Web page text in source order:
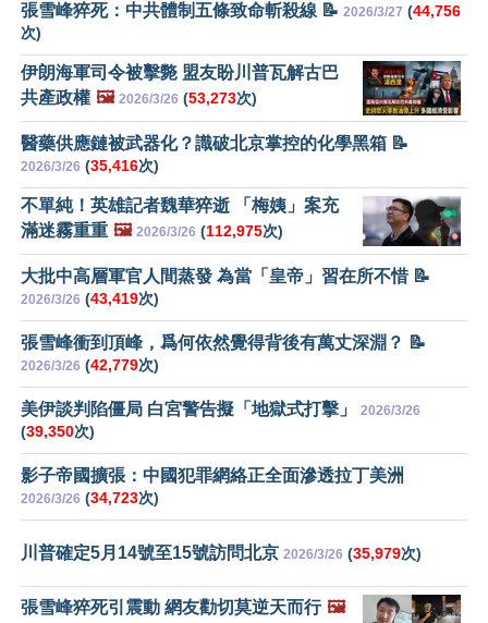
張雪峰猝死：中共體制五條致命斬殺線 📝 2026/3/27 (44,756
次)
伊朗海軍司令被擊斃 盟友盼川普瓦解古巴
共產政權 🖼️ 2026/3/26 (53,273次)
醫藥供應鏈被武器化？識破北京掌控的化學黑箱 📝
2026/3/26 (35,416次)
不單純！英雄記者魏華猝逝 「梅姨」案充
滿迷霧重重 🖼️ 2026/3/26 (112,975次)
大批中高層軍官人間蒸發 為當「皇帝」習在所不惜 📝
2026/3/26 (43,419次)
張雪峰衝到頂峰，爲何依然覺得背後有萬丈深淵？ 📝
2026/3/26 (42,779次)
美伊談判陷僵局 白宮警告擬「地獄式打擊」 2026/3/26
(39,350次)
影子帝國擴張：中國犯罪網絡正全面滲透拉丁美洲
2026/3/26 (34,723次)
川普確定5月14號至15號訪問北京 2026/3/26 (35,979次)
張雪峰猝死引震動 網友勸切莫逆天而行 🖼️